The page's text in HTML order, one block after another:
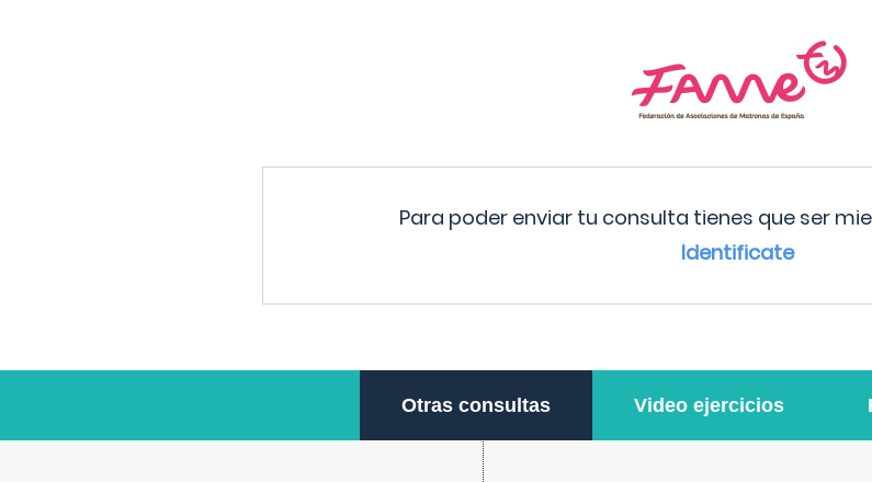
Para poder enviar tu consulta tienes que ser
Identificate
Otras consultas Video ejercicios